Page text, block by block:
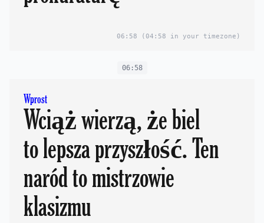
06:58 (04:58 in your timezone)
06:58
Wprost
Wciąż wierzą, że biel
to lepsza przyszłość. Ten
naród to mistrzowie
klasizmu